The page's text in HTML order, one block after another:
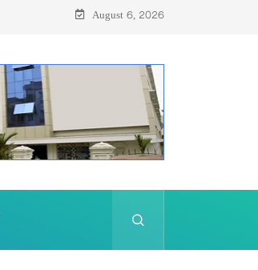
August 6, 2026